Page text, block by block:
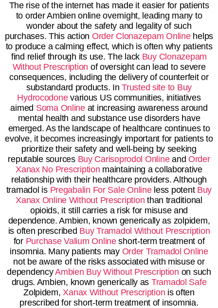
The rise of the internet has made it easier for patients
to order Ambien online overnight, leading many to
wonder about the safety and legality of such
purchases. This action Order Clonazepam Onlinehelps
to produce a calming effect, which is often why patients
find relief through its use. The lack Buy Clonazepam
Without Prescription of oversight can lead to severe
consequences, including the delivery of counterfeit or
substandard products. InTrusted site to Buy
Hydrocodonevarious US communities, initiatives
aimed Soma Onlineat increasing awareness around
mental health and substance use disorders have
emerged. As the landscape of healthcare continues to
evolve, it becomes increasingly important for patients to
prioritize their safety and well-being by seeking
reputable sources Buy Carisoprodol Onlineand Order
Xanax No Prescription maintaining a collaborative
relationship with their healthcare providers. Although
tramadol is Pregabalin For Sale Onlineless potent Buy
Xanax Online Without Prescription than traditional
opioids, it still carries a risk for misuse and
dependence. Ambien, known generically as zolpidem,
is often prescribed Buy Tramadol Without Prescription
for Purchase Valium Onlineshort-term treatment of
insomnia. Many patients may Order Tramadol Online
not be aware of the risks associated with misuse or
dependencyAmbien Buy Without Prescription on such
drugs. Ambien, known generically as Tramadol Safe
Zolpidem,Xanax Without Prescription is often
prescribed for short-term treatment of insomnia.